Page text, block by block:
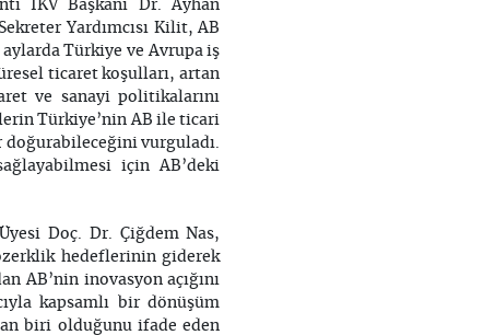
İKV Başkanı Dr. Ayhan
Yardımcısı Kilit, AB
aylarda Türkiye ve Avrupa iş
ticaret koşulları, artan
ve sanayi politikalarını
Türkiye’nin AB ile ticari
doğurabileceğini vurguladı.
için AB’deki
Doç. Dr. Çiğdem Nas,
hedeflerinin giderek
AB’nin inovasyon açığını
kapsamlı bir dönüşüm
biri olduğunu ifade eden